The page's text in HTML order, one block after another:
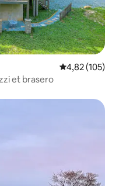
Évaluation
4,82 (105)
et brasero
appréciés